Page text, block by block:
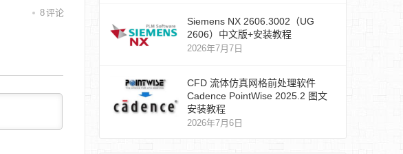
8评论
Siemens NX 2606.3002（UG
2606）中文版+安装教程
2026年7月7日
CFD 流体仿真网格前处理软件
Cadence PointWise 2025.2 图文
安装教程
2026年7月6日